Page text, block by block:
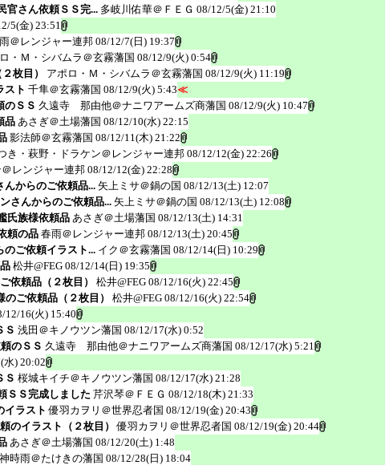
官さん依頼ＳＳ完... 多岐川佑華＠ＦＥＧ 08/12/5(金) 21:10
5(金) 23:51
＠レンジャー連邦 08/12/7(日) 19:37
・Ｍ・シバムラ＠玄霧藩国 08/12/9(火) 0:54
枚目）
アポロ・Ｍ・シバムラ＠玄霧藩国 08/12/9(火) 11:19
スト 千隼＠玄霧藩国 08/12/9(火) 5:43≪
のＳＳ 久遠寺 那由他＠ナニワアームズ商藩国 08/12/9(火) 10:47
品 あさぎ＠土場藩国 08/12/10(水) 22:15
影法師＠玄霧藩国 08/12/11(木) 21:22
き・萩野・ドラケン＠レンジャー連邦 08/12/12(金) 22:26
レンジャー連邦 08/12/12(金) 22:28
からのご依頼品... 矢上ミサ＠鍋の国 08/12/13(土) 12:07
さんからのご依頼品... 矢上ミサ＠鍋の国 08/12/13(土) 12:08
氏族様依頼品 あさぎ＠土場藩国 08/12/13(土) 14:31
頼の品 春雨＠レンジャー連邦 08/12/13(土) 20:45
ご依頼イラスト... イク＠玄霧藩国 08/12/14(日) 10:29
松井@FEG 08/12/14(日) 19:35
依頼品（２枚目）
松井@FEG 08/12/16(火) 22:45
ご依頼品（２枚目）
松井@FEG 08/12/16(火) 22:54
12/16(火) 15:40
Ｓ 浅田＠キノウツン藩国 08/12/17(水) 0:52
のＳＳ 久遠寺 那由他＠ナニワアームズ商藩国 08/12/17(水) 5:21
水) 20:02
Ｓ 桜城キイチ＠キノウツン藩国 08/12/17(水) 21:28
ＳＳ完成しました 芹沢琴＠ＦＥＧ 08/12/18(木) 21:33
ラスト 優羽カヲリ＠世界忍者国 08/12/19(金) 20:43
のイラスト（２枚目）
優羽カヲリ＠世界忍者国 08/12/19(金) 20:44
あさぎ＠土場藩国 08/12/20(土) 1:48
時雨＠たけきの藩国 08/12/28(日) 18:04